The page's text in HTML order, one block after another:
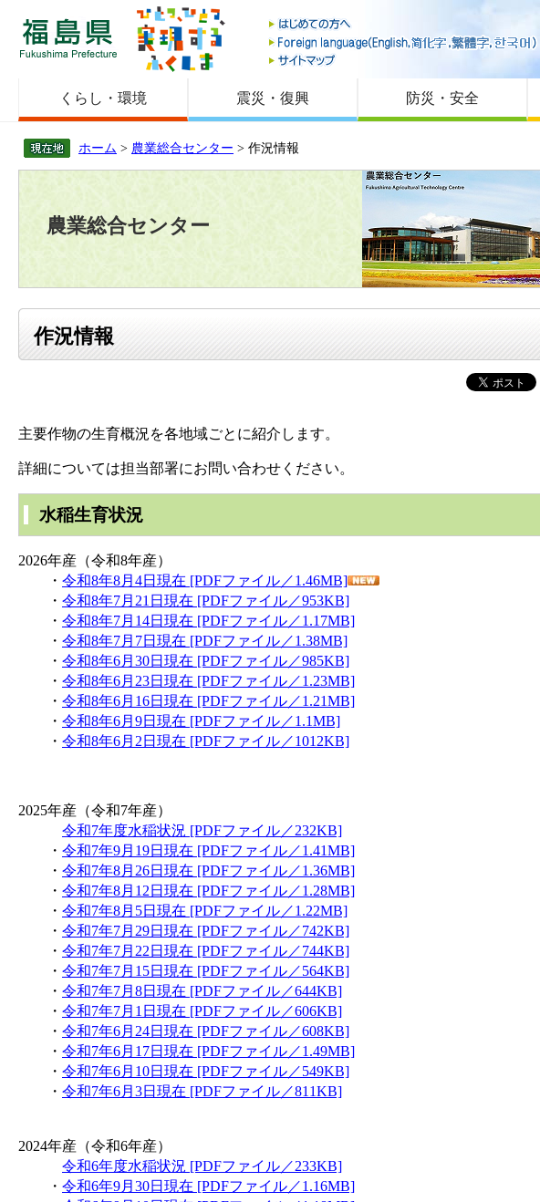
福島県
くらし・環境 震災・復興 防災・安全
ホーム > 農業総合センター > 作況情報
農業総合センター
作況情報
主要作物の生育概況を各地域ごとに紹介します。
詳細については担当部署にお問い合わせください。
水稲生育状況
2026年産（令和8年産）
・ 令和8年8月4日現在 [PDFファイル／1.46MB]
・ 令和8年7月21日現在 [PDFファイル／953KB]
・ 令和8年7月14日現在 [PDFファイル／1.17MB]
・ 令和8年7月7日現在 [PDFファイル／1.38MB]
・ 令和8年6月30日現在 [PDFファイル／985KB]
・ 令和8年6月23日現在 [PDFファイル／1.23MB]
・ 令和8年6月16日現在 [PDFファイル／1.21MB]
・ 令和8年6月9日現在 [PDFファイル／1.1MB]
・ 令和8年6月2日現在 [PDFファイル／1012KB]
2025年産（令和7年産）
令和7年度水稲状況 [PDFファイル／232KB]
・ 令和7年9月19日現在 [PDFファイル／1.41MB]
・ 令和7年8月26日現在 [PDFファイル／1.36MB]
・ 令和7年8月12日現在 [PDFファイル／1.28MB]
・ 令和7年8月5日現在 [PDFファイル／1.22MB]
・ 令和7年7月29日現在 [PDFファイル／742KB]
・ 令和7年7月22日現在 [PDFファイル／744KB]
・ 令和7年7月15日現在 [PDFファイル／564KB]
・ 令和7年7月8日現在 [PDFファイル／644KB]
・ 令和7年7月1日現在 [PDFファイル／606KB]
・ 令和7年6月24日現在 [PDFファイル／608KB]
・ 令和7年6月17日現在 [PDFファイル／1.49MB]
・ 令和7年6月10日現在 [PDFファイル／549KB]
・ 令和7年6月3日現在 [PDFファイル／811KB]
2024年産（令和6年産）
令和6年度水稲状況 [PDFファイル／233KB]
・ 令和6年9月30日現在 [PDFファイル／1.16MB]